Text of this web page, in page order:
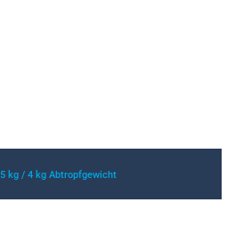
5 kg / 4 kg Abtropfgewicht